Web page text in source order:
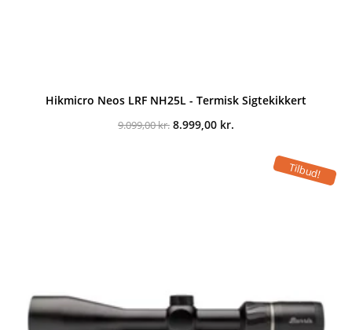
Hikmicro Neos LRF NH25L - Termisk Sigtekikkert
9.099,00kr. Den
8.999,00 kr.
8.999,00 kr..Tilbud!